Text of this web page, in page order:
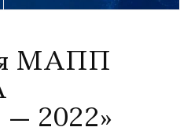
МАПП
2022»